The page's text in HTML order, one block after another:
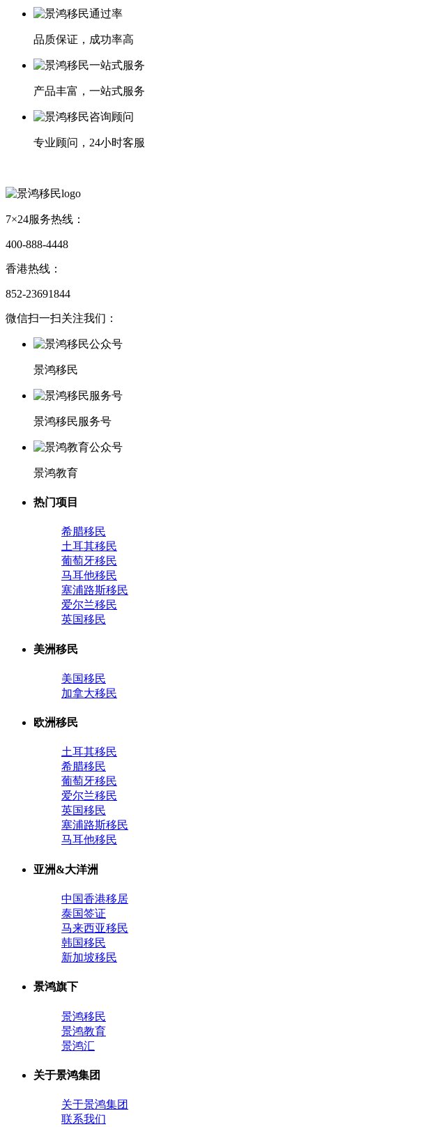
品质保证，成功率高
产品丰富，一站式服务
专业顾问，24小时客服
7×24服务热线：
400-888-4448
香港热线：
852-23691844
微信扫一扫关注我们：
景鸿移民
景鸿移民服务号
景鸿教育
热门项目
希腊移民
土耳其移民
葡萄牙移民
马耳他移民
塞浦路斯移民
爱尔兰移民
英国移民
美洲移民
美国移民
加拿大移民
欧洲移民
土耳其移民
希腊移民
葡萄牙移民
爱尔兰移民
英国移民
塞浦路斯移民
马耳他移民
亚洲&大洋洲
中国香港移居
泰国签证
马来西亚移民
韩国移民
新加坡移民
景鸿旗下
景鸿移民
景鸿教育
景鸿汇
关于景鸿集团
关于景鸿集团
联系我们